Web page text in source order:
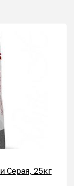
Серая, 25кг